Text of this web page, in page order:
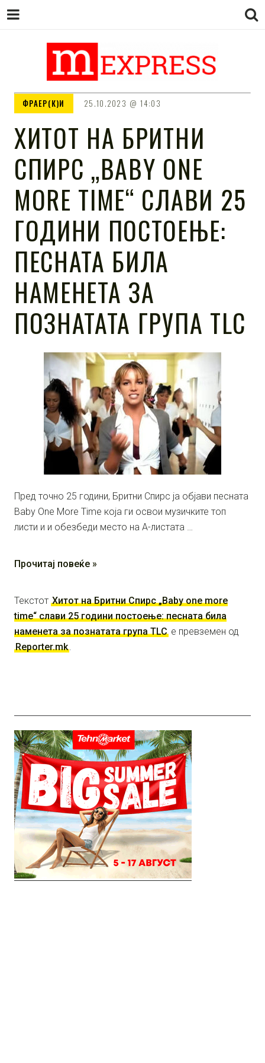
M EXPRESS
ФРАЕР(К)И 25.10.2023 14:03
ХИТОТ НА БРИТНИ
СПИРС „BABY ONE
MORE TIME“ СЛАВИ 25
ГОДИНИ ПОСТОЕЊЕ:
ПЕСНАТА БИЛА
НАМЕНЕТА ЗА
ПОЗНАТАТА ГРУПА TLC
Пред точно 25 години, Бритни Спирс ја објави песната
Baby One More Time која ги освои музичките топ
листи и и обезбеди место на А-листата …
Прочитај повеќе »
Текстот Хитот на Бритни Спирс „Baby one more
time“ слави 25 години постоење: песната била
наменета за познатата група TLC е превземен од
Reporter.mk.